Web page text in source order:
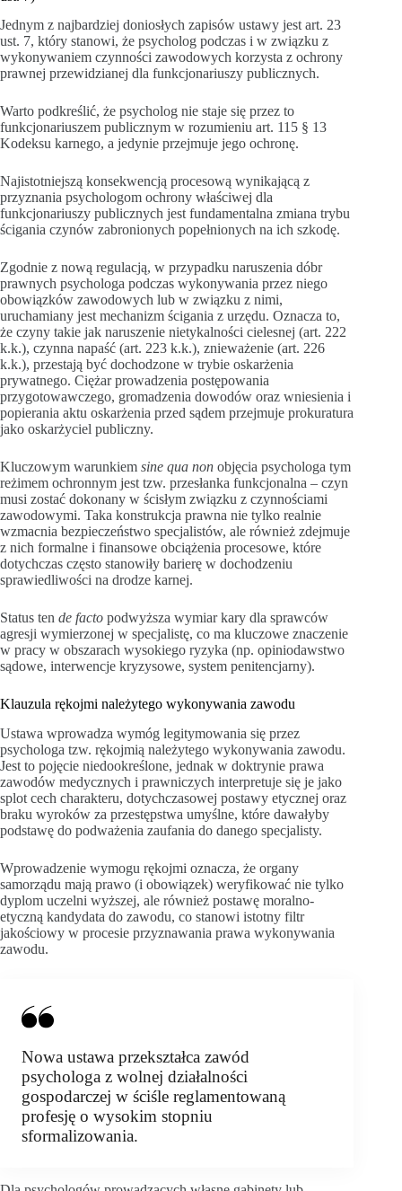
Jednym z najbardziej doniosłych zapisów ustawy jest art. 23
ust. 7, który stanowi, że psycholog podczas i w związku z
wykonywaniem czynności zawodowych korzysta z ochrony
prawnej przewidzianej dla funkcjonariuszy publicznych.
Warto podkreślić, że psycholog nie staje się przez to
funkcjonariuszem publicznym w rozumieniu art. 115 § 13
Kodeksu karnego, a jedynie przejmuje jego ochronę.
Najistotniejszą konsekwencją procesową wynikającą z
przyznania psychologom ochrony właściwej dla
funkcjonariuszy publicznych jest fundamentalna zmiana trybu
ścigania czynów zabronionych popełnionych na ich szkodę.
Zgodnie z nową regulacją, w przypadku naruszenia dóbr
prawnych psychologa podczas wykonywania przez niego
obowiązków zawodowych lub w związku z nimi,
uruchamiany jest mechanizm ścigania z urzędu. Oznacza to,
że czyny takie jak naruszenie nietykalności cielesnej (art. 222
k.k.), czynna napaść (art. 223 k.k.), znieważenie (art. 226
k.k.), przestają być dochodzone w trybie oskarżenia
prywatnego. Ciężar prowadzenia postępowania
przygotowawczego, gromadzenia dowodów oraz wniesienia i
popierania aktu oskarżenia przed sądem przejmuje prokuratura
jako oskarżyciel publiczny.
Kluczowym warunkiem sine qua non objęcia psychologa tym
reżimem ochronnym jest tzw. przesłanka funkcjonalna – czyn
musi zostać dokonany w ścisłym związku z czynnościami
zawodowymi. Taka konstrukcja prawna nie tylko realnie
wzmacnia bezpieczeństwo specjalistów, ale również zdejmuje
z nich formalne i finansowe obciążenia procesowe, które
dotychczas często stanowiły barierę w dochodzeniu
sprawiedliwości na drodze karnej.
Status ten de facto podwyższa wymiar kary dla sprawców
agresji wymierzonej w specjalistę, co ma kluczowe znaczenie
w pracy w obszarach wysokiego ryzyka (np. opiniodawstwo
sądowe, interwencje kryzysowe, system penitencjarny).
Klauzula rękojmi należytego wykonywania zawodu
Ustawa wprowadza wymóg legitymowania się przez
psychologa tzw. rękojmią należytego wykonywania zawodu.
Jest to pojęcie niedookreślone, jednak w doktrynie prawa
zawodów medycznych i prawniczych interpretuje się je jako
splot cech charakteru, dotychczasowej postawy etycznej oraz
braku wyroków za przestępstwa umyślne, które dawałyby
podstawę do podważenia zaufania do danego specjalisty.
Wprowadzenie wymogu rękojmi oznacza, że organy
samorządu mają prawo (i obowiązek) weryfikować nie tylko
dyplom uczelni wyższej, ale również postawę moralno-
etyczną kandydata do zawodu, co stanowi istotny filtr
jakościowy w procesie przyznawania prawa wykonywania
zawodu.
Nowa ustawa przekształca zawód
psychologa z wolnej działalności
gospodarczej w ściśle reglamentowaną
profesję o wysokim stopniu
sformalizowania.